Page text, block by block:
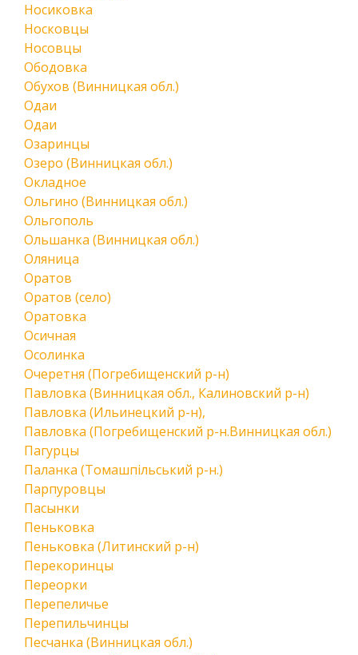
Носиковка
Носковцы
Носовцы
Ободовка
Обухов (Винницкая обл.)
Одаи
Одаи
Озаринцы
Озеро (Винницкая обл.)
Окладное
Ольгино (Винницкая обл.)
Ольгополь
Ольшанка (Винницкая обл.)
Оляница
Оратов
Оратов (село)
Оратовка
Осичная
Осолинка
Очеретня (Погребищенский р-н)
Павловка (Винницкая обл., Калиновский р-н)
Павловка (Ильинецкий р-н),
Павловка (Погребищенский р-н.Винницкая обл.)
Пагурцы
Паланка (Томашпільський р-н.)
Парпуровцы
Пасынки
Пеньковка
Пеньковка (Литинский р-н)
Перекоринцы
Переорки
Перепеличье
Перепильчинцы
Песчанка (Винницкая обл.)